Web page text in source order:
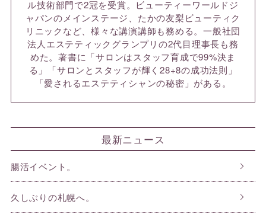
ル技術部門で2冠を受賞。ビューティーワールドジ
ャパンのメインステージ、たかの友梨ビューティク
リニックなど、様々な講演講師も務める。一般社団
法人エステティックグランプリの2代目理事長も務
めた。著書に「サロンはスタッフ育成で99%決ま
る」「サロンとスタッフが輝く28+8の成功法則」
「愛されるエステティシャンの秘密」がある。
最新ニュース
腸活イベント。
久しぶりの札幌へ。